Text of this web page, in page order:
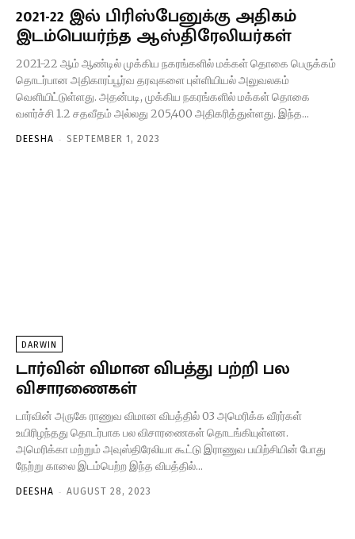
2021-22 இல் பிரிஸ்பேனுக்கு அதிகம்
இடம்பெயர்ந்த ஆஸ்திரேலியர்கள்
2021-22 ஆம் ஆண்டில் முக்கிய நகரங்களில் மக்கள் தொகை பெருக்கம்
தொடர்பான அதிகாரப்பூர்வ தரவுகளை புள்ளியியல் அலுவலகம்
வெளியிட்டுள்ளது. அதன்படி, முக்கிய நகரங்களில் மக்கள் தொகை
வளர்ச்சி 1.2 சதவீதம் அல்லது 205,400 அதிகரித்துள்ளது. இந்த...
DEESHA - SEPTEMBER 1, 2023
DARWIN
டார்வின் விமான விபத்து பற்றி பல
விசாரணைகள்
டார்வின் அருகே ராணுவ விமான விபத்தில் 03 அமெரிக்க வீரர்கள்
உயிரிழந்தது தொடர்பாக பல விசாரணைகள் தொடங்கியுள்ளன.
அமெரிக்கா மற்றும் அவுஸ்திரேலியா கூட்டு இராணுவ பயிற்சியின் போது
நேற்று காலை இடம்பெற்ற இந்த விபத்தில்...
DEESHA - AUGUST 28, 2023